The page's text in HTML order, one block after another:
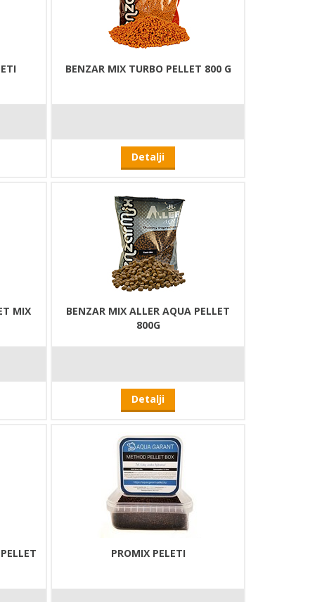
BENZAR MIX TURBO PELLET 800 G
Detalji
MIX
BENZAR MIX ALLER AQUA PELLET
800G
Detalji
PROMIX PELETI